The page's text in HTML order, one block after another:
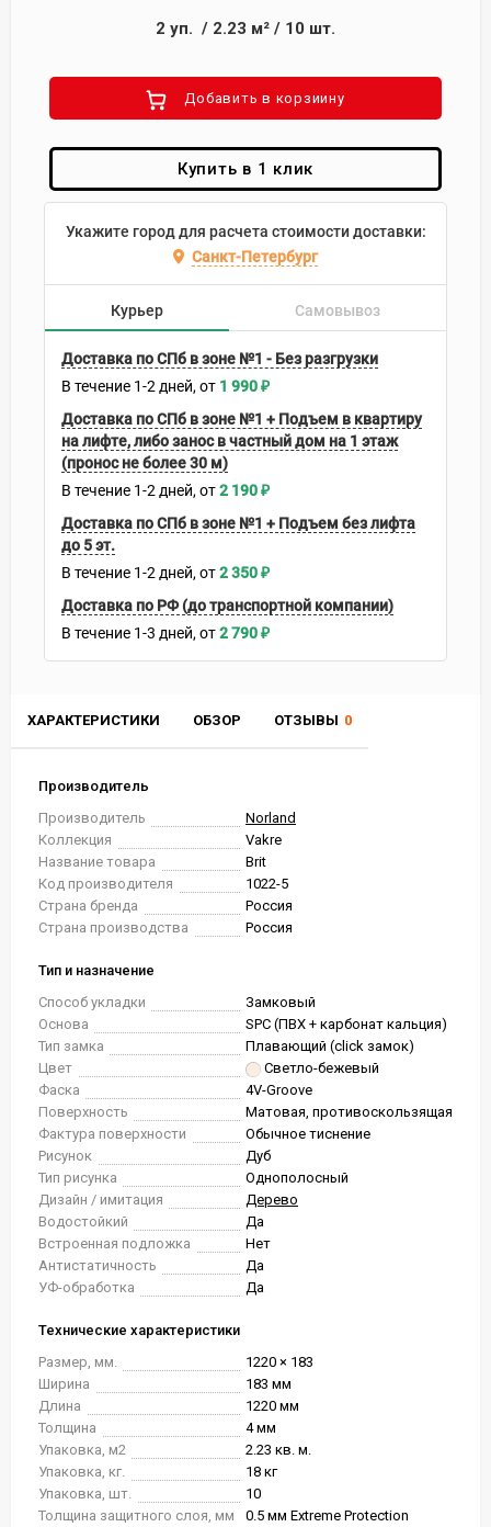
ХАРАКТЕРИСТИКИ ОБЗОР ОТЗЫВЫ 0
Производитель
Производитель
Norland
Коллекция
Vakre
Название товара
Brit
Код производителя
1022-5
Страна бренда
Россия
Страна производства
Россия
Тип и назначение
Способ укладки
Замковый
Основа
SPC (ПВХ + карбонат кальция)
Тип замка
Плавающий (click замок)
Цвет
Светло-бежевый
Фаска
4V-Groove
Поверхность
Матовая, противоскользящая
Фактура поверхности
Обычное тиснение
Рисунок
Дуб
Тип рисунка
Однополосный
Дизайн / имитация
Дерево
Водостойкий
Да
Встроенная подложка
Нет
Антистатичность
Да
УФ-обработка
Да
Технические характеристики
Размер, мм.
1220 × 183
Ширина
183 мм
Длина
1220 мм
Толщина
4 мм
Упаковка, м2
2.23 кв. м.
Упаковка, кг.
18 кг
Упаковка, шт.
10
Толщина защитного слоя, мм
0.5 мм Extreme Protection
2 уп. / 2.23 м² / 10 шт.
Добавить в корзиину
Купить в 1 клик
Укажите город для расчета стоимости доставки:
Санкт-Петербург
Курьер Самовывоз
Доставка по СПб в зоне №1 - Без разгрузки
В течение 1-2 дней 1 990₽
Доставка по СПб в зоне №1 + Подъем в квартиру
на лифте, либо занос в частный дом на 1 этаж
(пронос не более 30 м)
В течение 1-2 дней 2 190₽
Доставка по СПб в зоне №1 + Подъем без лифта
до 5 эт.
В течение 1-2 дней 2 350₽
Доставка по РФ (до транспортной компании)
В течение 1-3 дней 2 790₽